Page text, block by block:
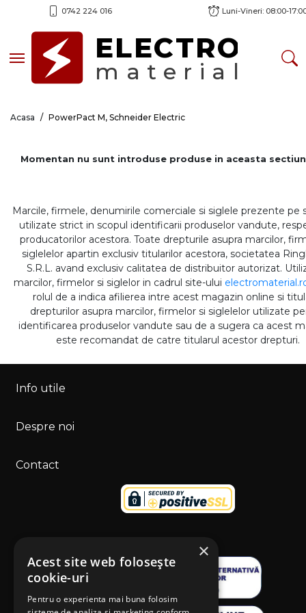
0742 224 016 Luni-Vineri: 08:00-
Toggle navigationELECTRO
material
Acasa PowerPact M, Schneider Electric
Momentan nu sunt introduse produse in aceasta
Marcile, firmele, denumirile comerciale si siglele prezente pe
utilizate strict in scopul identificarii produselor vandute,
producatorilor acestora. Toate drepturile asupra marcilor,
siglelelor apartin exclusiv titularilor acestora, societatea
S.R.L. avand exclusiv calitatea de distribuitor autorizat.
marcilor, firmelor si siglelor in cadrul site-ului
rolul de a indica afilierea intre acest magazin online si
drepturilor asupra marcilor, firmelor si siglelelor utilizate
identificarea produselor vandute sau de a sugera ca acest
este recomandat de catre titularul acestor drepturi.
Info utile
Despre noi
Contact
×
Acest site web folosește
cookie-uri
Pentru o experienta mai buna folosim